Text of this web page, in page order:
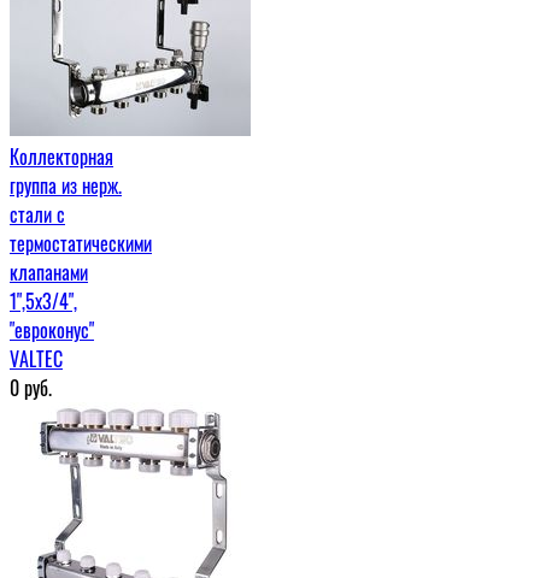
Коллекторная
группа из нерж.
стали с
термостатическими
клапанами
1",5x3/4",
"евроконус"
VALTEC
0руб.